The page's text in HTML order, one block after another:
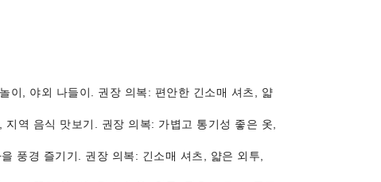
이, 야외 나들이. 권장 의복: 편안한 긴소매 셔츠, 얇
역 음식 맛보기. 권장 의복: 가볍고 통기성 좋은 옷,
풍경 즐기기. 권장 의복: 긴소매 셔츠, 얇은 외투,